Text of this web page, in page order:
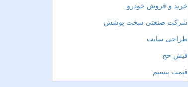
خرید و فروش خودرو
شرکت صنعتی سخت پوشش
طراحی سایت
فیش حج
قیمت بیسیم